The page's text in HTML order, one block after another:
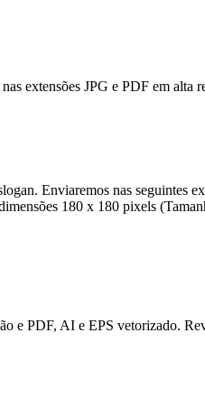
extensões JPG e PDF em
Enviaremos nas seguintes
180 x 180 pixels
e PDF, AI e EPS vetorizado.